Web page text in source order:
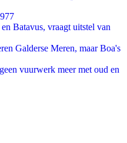
Batavus, vraagt uitstel van
Galderse Meren, maar Boa's
vuurwerk meer met oud en